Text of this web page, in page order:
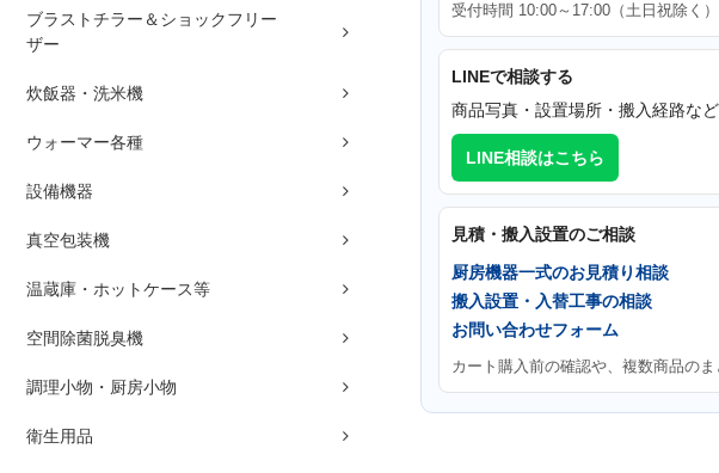
ブラストチラー＆ショックフリー
ザー
炊飯器・洗米機
ウォーマー各種
設備機器
真空包装機
温蔵庫・ホットケース等
空間除菌脱臭機
調理小物・厨房小物
衛生用品
受付時間 10:00～17:00（土日祝除く）
LINEで相談する
商品写真・設置場所・搬入経路な
LINE相談はこちら
見積・搬入設置のご相談
厨房機器一式のお見積り相談
搬入設置・入替工事の相談
お問い合わせフォーム
カート購入前の確認や、複数商品の